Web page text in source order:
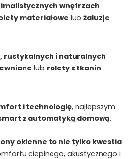
wnętrzach
materiałowe lub żaluzje
rustykalnych i naturalnych
lub rolety z tkanin
i technologię, najlepszym
z automatyką domową.
okienne to nie tylko kwestia
cieplnego, akustycznego i